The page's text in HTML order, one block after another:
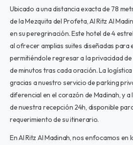
Ubicado a una distancia exacta de 78
de la Mezquita del Profeta, Al Ritz Al
en su peregrinación. Este hotel de 4
al ofrecer amplias suites diseñadas para
permitiéndole regresar a la privacidad
de minutos tras cada oración. La
gracias a nuestro servicio de parking
diferencial en el corazón de Madinah, y
de nuestra recepción 24h, disponible
requerimiento de su itinerario.
En Al Ritz Al Madinah, nos enfocamos en